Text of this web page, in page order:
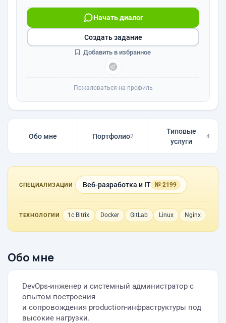
Начать диалог
Создать задание
Добавить в избранное
Пожаловаться на профиль
Обо мне Портфолио2
Типовые
услуги
4
СПЕЦИАЛИЗАЦИИ Веб-разработка и IT № 2199
ТЕХНОЛОГИИ 1с Bitrix Docker GitLab Linux Nginx
Обо мне
DevOps-инженер и системный администратор с
опытом построения
и сопровождения production-инфраструктуры под
высокие нагрузки.